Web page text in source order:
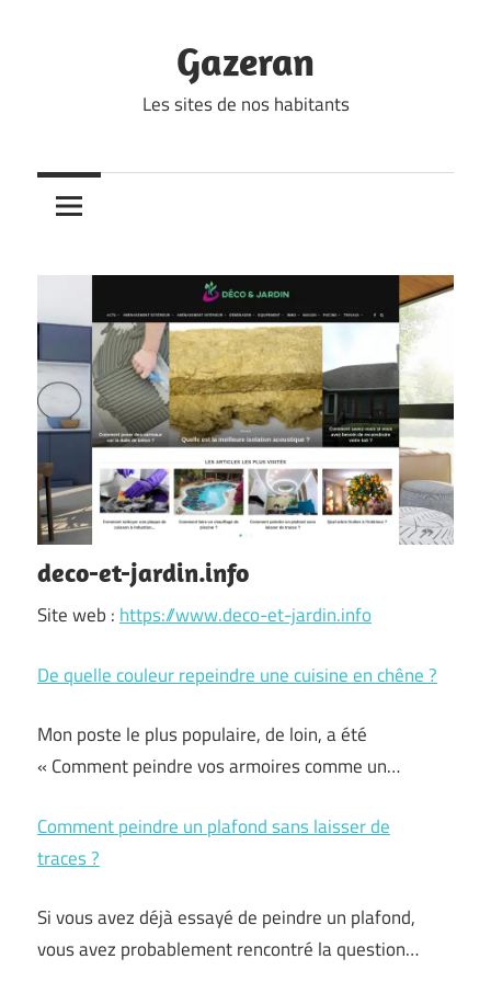
Gazeran
Les sites de nos habitants
deco-et-jardin.info
Site web : https://www.deco-et-jardin.info
De quelle couleur repeindre une cuisine en chêne ?
Mon poste le plus populaire, de loin, a été
« Comment peindre vos armoires comme un…
Comment peindre un plafond sans laisser de
traces ?
Si vous avez déjà essayé de peindre un plafond,
vous avez probablement rencontré la question…